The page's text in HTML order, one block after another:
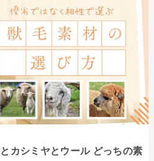
カシミヤとウール どっちの素